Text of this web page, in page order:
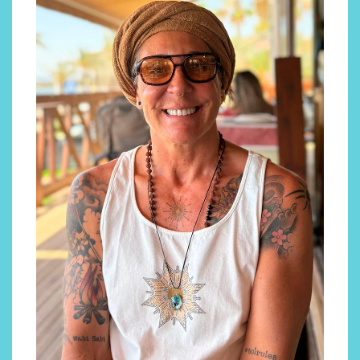
Descubre cómo la cosmética
profesional va desde las